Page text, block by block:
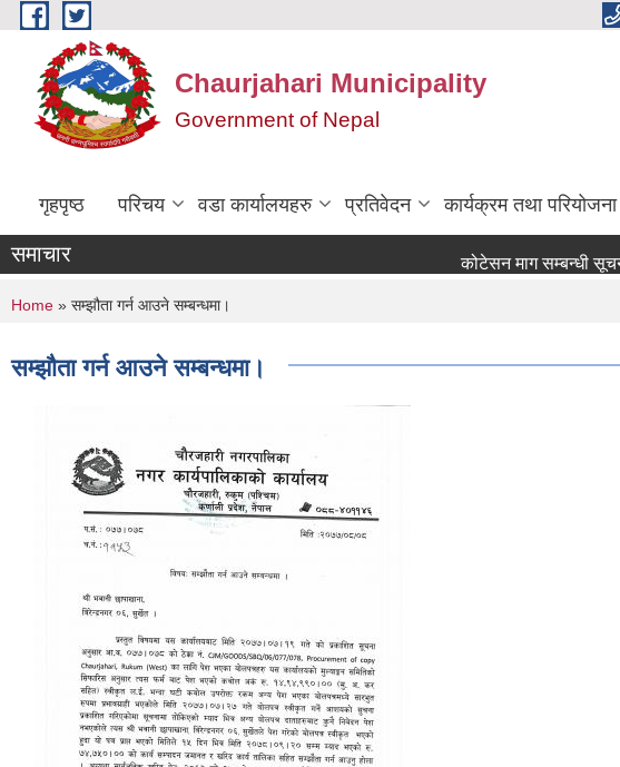
Skip to main content
Chaurjahari Municipality
Government of Nepal
गृहपृष्ठ परिचय वडा कार्यालयहरु प्रतिवेदन कार्यक्रम तथा परियोजना
समाचार कोटेसन माग सम्बन्धी सूचना !
You are here
Home » सम्झौता गर्न आउने सम्बन्धमा।
सम्झौता गर्न आउने सम्बन्धमा।